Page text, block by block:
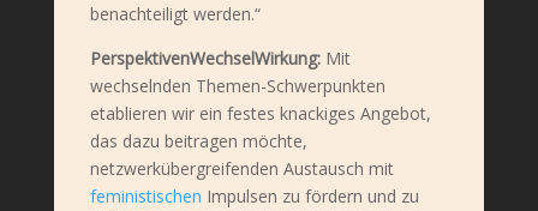
benachteiligt werden.“
PerspektivenWechselWirkung: Mit
wechselnden Themen-Schwerpunkten
etablieren wir ein festes knackiges Angebot,
das dazu beitragen möchte,
netzwerkübergreifenden Austausch mit
feministischen Impulsen zu fördern und zu